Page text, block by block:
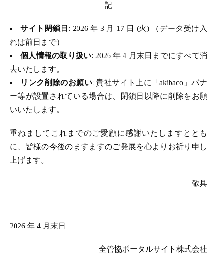
記
サイト閉鎖日 : 2026 年 3 月 17 日 (火) （データ受け入
れは前日まで）
個人情報の取り扱い: 2026 年 4 月末日までにすべて消
去いたします。
リンク削除のお願い: 貴社サイト上に「akibaco」バナ
ー等が設置されている場合は、閉鎖日以降に削除をお願
いいたします。
重ねましてこれまでのご愛顧に感謝いたしますととも
に、皆様の今後のますますのご発展を心よりお祈り申し
上げます。
敬具
2026 年 4 月末日
全管協ポータルサイト株式会社